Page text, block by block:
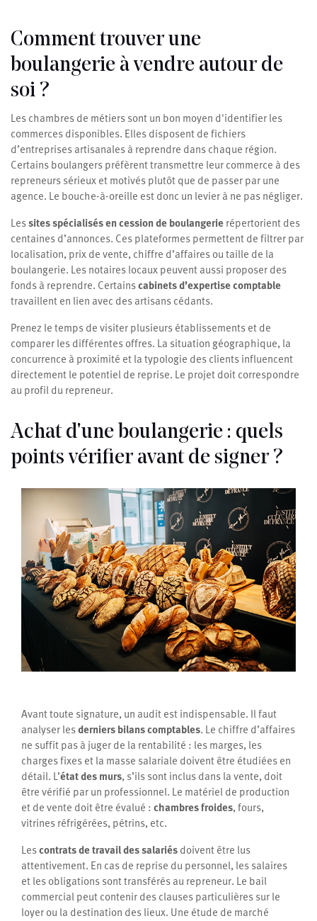
Comment trouver une
boulangerie à vendre autour de
soi ?
Les chambres de métiers sont un bon moyen d'identifier les
commerces disponibles. Elles disposent de fichiers
d’entreprises artisanales à reprendre dans chaque région.
Certains boulangers préfèrent transmettre leur commerce à des
repreneurs sérieux et motivés plutôt que de passer par une
agence. Le bouche-à-oreille est donc un levier à ne pas négliger.
Lessites spécialisés en cession de boulangerierépertorient des
centaines d’annonces. Ces plateformes permettent de filtrer par
localisation, prix de vente, chiffre d’affaires ou taille de la
boulangerie. Les notaires locaux peuvent aussi proposer des
fonds à reprendre. Certainscabinets d’expertise comptable
travaillent en lien avec des artisans cédants.
Prenez le temps de visiter plusieurs établissements et de
comparer les différentes offres. La situation géographique, la
concurrence à proximité et la typologie des clients influencent
directement le potentiel de reprise. Le projet doit correspondre
au profil du repreneur.
Achat d'une boulangerie : quels
points vérifier avant de signer ?
Avant toute signature, un audit est indispensable. Il faut
analyser lesderniers bilans comptables. Le chiffre d’affaires
ne suffit pas à juger de la rentabilité : les marges, les
charges fixes et la masse salariale doivent être étudiées en
détail. L’état des murs, s’ils sont inclus dans la vente, doit
être vérifié par un professionnel. Le matériel de production
et de vente doit être évalué : chambres froides, fours,
vitrines réfrigérées, pétrins, etc.
Lescontrats de travail des salariésdoivent être lus
attentivement. En cas de reprise du personnel, les salaires
et les obligations sont transférés au repreneur. Le bail
commercial peut contenir des clauses particulières sur le
loyer ou la destination des lieux. Une étude de marché